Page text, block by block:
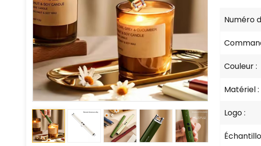
Numéro
Couleur :
Matériel :
Logo :